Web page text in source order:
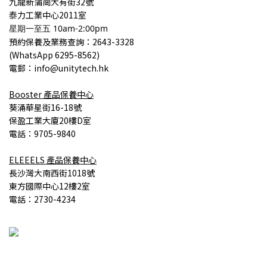
泰力工業中心2011室
星期一至五 10am-2:00pm
預約保養及業務查詢 ：2643-3328
(WhatsApp 6295-8562)
電郵：info@unitytech.hk
Booster 產品保養中心
葵涌華星街16-18號
保盈工業大廈20樓D室
電話：9705-9840
ELEEELS 產品保養中心
長沙灣大南西街1018號
東方國際中心12樓2室
電話：2730-4234